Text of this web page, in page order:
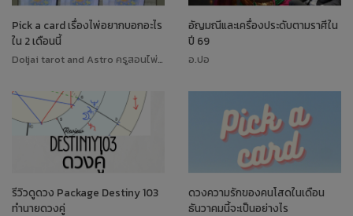
Pick a card เรื่องไพ่อยากบอกอะไร
ใน 2 เดือนนี้
Doljai tarot and Astro ครูสอนไพ่ทาโรต์
อัญมณีและเครื่องประดับตามราศีใน
ปี 69
อ.ปอ
รีวิวดูดวง Package Destiny 103
ทำนายดวงคู่
ดวงความรักของคนโสดในเดือน
ธันวาคมนี้จะเป็นอย่างไร